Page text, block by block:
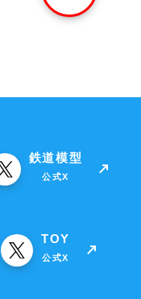
鉄道模型
公式X
TOY
公式X